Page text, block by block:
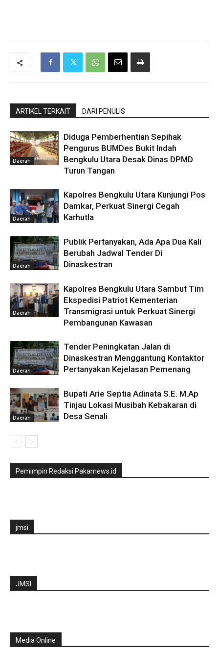
ARTIKEL TERKAIT DARI PENULIS
Daerah
Diduga Pemberhentian Sepihak
Pengurus BUMDes Bukit Indah
Bengkulu Utara Desak Dinas DPMD
Turun Tangan
Daerah
Kapolres Bengkulu Utara Kunjungi Pos
Damkar, Perkuat Sinergi Cegah
Karhutla
Daerah
Publik Pertanyakan, Ada Apa Dua Kali
Berubah Jadwal Tender Di
Dinaskestran
Daerah
Kapolres Bengkulu Utara Sambut Tim
Ekspedisi Patriot Kementerian
Transmigrasi untuk Perkuat Sinergi
Pembangunan Kawasan
Daerah
Tender Peningkatan Jalan di
Dinaskestran Menggantung Kontaktor
Pertanyakan Kejelasan Pemenang
Daerah
Bupati Arie Septia Adinata S.E. M.Ap
Tinjau Lokasi Musibah Kebakaran di
Desa Senali
Pemimpin Redaksi Pakarnews.id
jmsi
JMSI
Media Online